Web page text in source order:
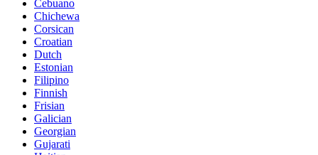
Cebuano
Chichewa
Corsican
Croatian
Dutch
Estonian
Filipino
Finnish
Frisian
Galician
Georgian
Gujarati